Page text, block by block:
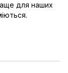
для наших